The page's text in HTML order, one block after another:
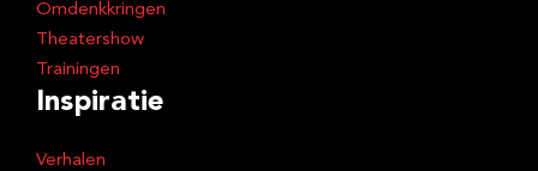
Omdenkkringen
Theatershow
Trainingen
Inspiratie
Verhalen